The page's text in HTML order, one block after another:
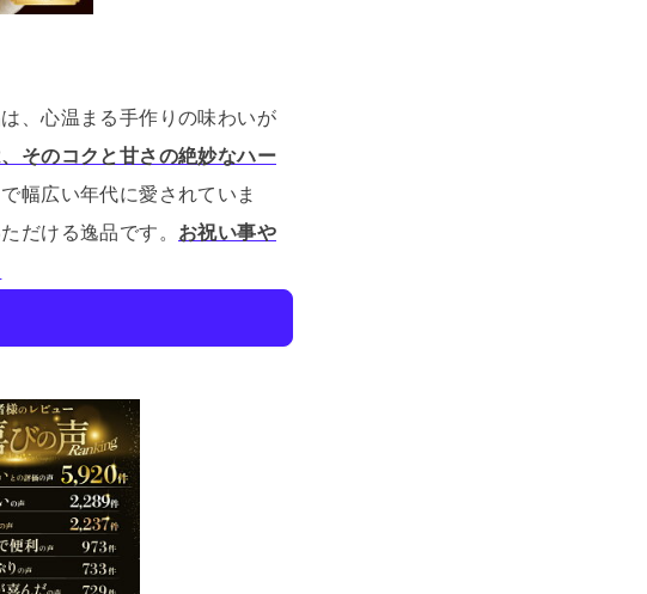
、心温まる手作りの味わいが
そのコクと甘さの絶妙なハー
幅広い年代に愛されていま
だける逸品です。 お祝い事や